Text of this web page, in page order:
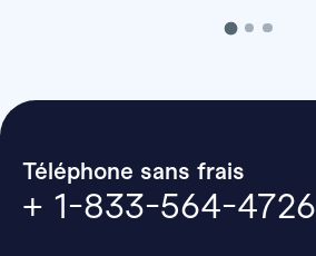
Téléphone sans frais
+ 1-833-564-4726